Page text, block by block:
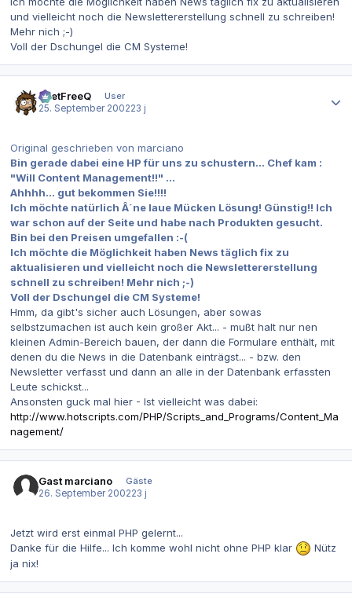
und vielleicht noch die Newslettererstellung schnell zu schreiben!
Mehr nich ;-)
Voll der Dschungel die CM Systeme!
beetFreeQ
User
25. September 200223 j
Original geschrieben von marciano
Bin gerade dabei eine HP für uns zu schustern... Chef kam :
"Will Content Management!!" ...
Ahhhh... gut bekommen Sie!!!!
Ich möchte natürlich Â´ne laue Mücken Lösung! Günstig!! Ich
war schon auf der Seite und habe nach Produkten gesucht.
Bin bei den Preisen umgefallen :-(
Ich möchte die Möglichkeit haben News täglich fix zu
aktualisieren und vielleicht noch die Newslettererstellung
schnell zu schreiben! Mehr nich ;-)
Voll der Dschungel die CM Systeme!
Hmm, da gibt's sicher auch Lösungen, aber sowas
selbstzumachen ist auch kein großer Akt... - mußt halt nur nen
kleinen Admin-Bereich bauen, der dann die Formulare enthält, mit
denen du die News in die Datenbank einträgst... - bzw. den
Newsletter verfasst und dann an alle in der Datenbank erfassten
Leute schickst...
Ansonsten guck mal hier - Ist vielleicht was dabei:
http://www.hotscripts.com/PHP/Scripts_and_Programs/Content_Ma
nagement/
Gast marciano
Gäste
26. September 200223 j
Jetzt wird erst einmal PHP gelernt...
Danke für die Hilfe... Ich komme wohl nicht ohne PHP klar
Nütz
ja nix!